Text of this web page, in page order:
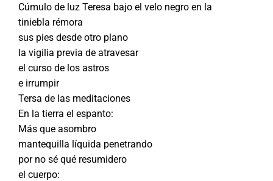
Cúmulo de luz Teresa bajo el velo negro en la
tiniebla rémora
sus pies desde otro plano
la vigilia previa de atravesar
el curso de los astros
e irrumpir
Tersa de las meditaciones
En la tierra el espanto:
Más que asombro
mantequilla líquida penetrando
por no sé qué resumidero
el cuerpo: